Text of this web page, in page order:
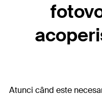
Atunci când este